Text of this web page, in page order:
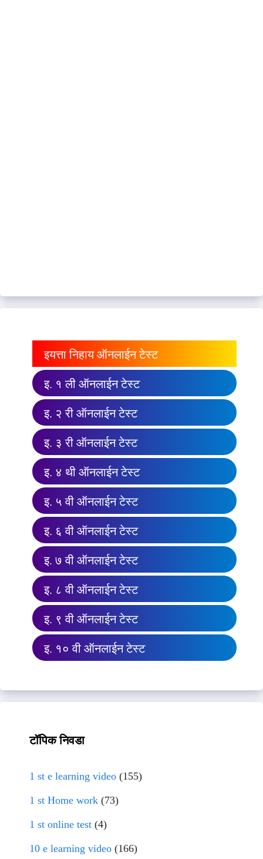
इयत्ता निहाय ऑनलाईन टेस्ट
इ. १ ली ऑनलाईन टेस्ट
इ. २ री ऑनलाईन टेस्ट
इ. ३ री ऑनलाईन टेस्ट
इ. ४ थी ऑनलाईन टेस्ट
इ. ५ वी ऑनलाईन टेस्ट
इ. ६ वी ऑनलाईन टेस्ट
इ. ७ वी ऑनलाईन टेस्ट
इ. ८ वी ऑनलाईन टेस्ट
इ. ९ वी ऑनलाईन टेस्ट
इ. १० वी ऑनलाईन टेस्ट
टॉपिक निवडा
1 st e learning video (155)
1 st Home work (73)
1 st online test (4)
10 e learning video (166)